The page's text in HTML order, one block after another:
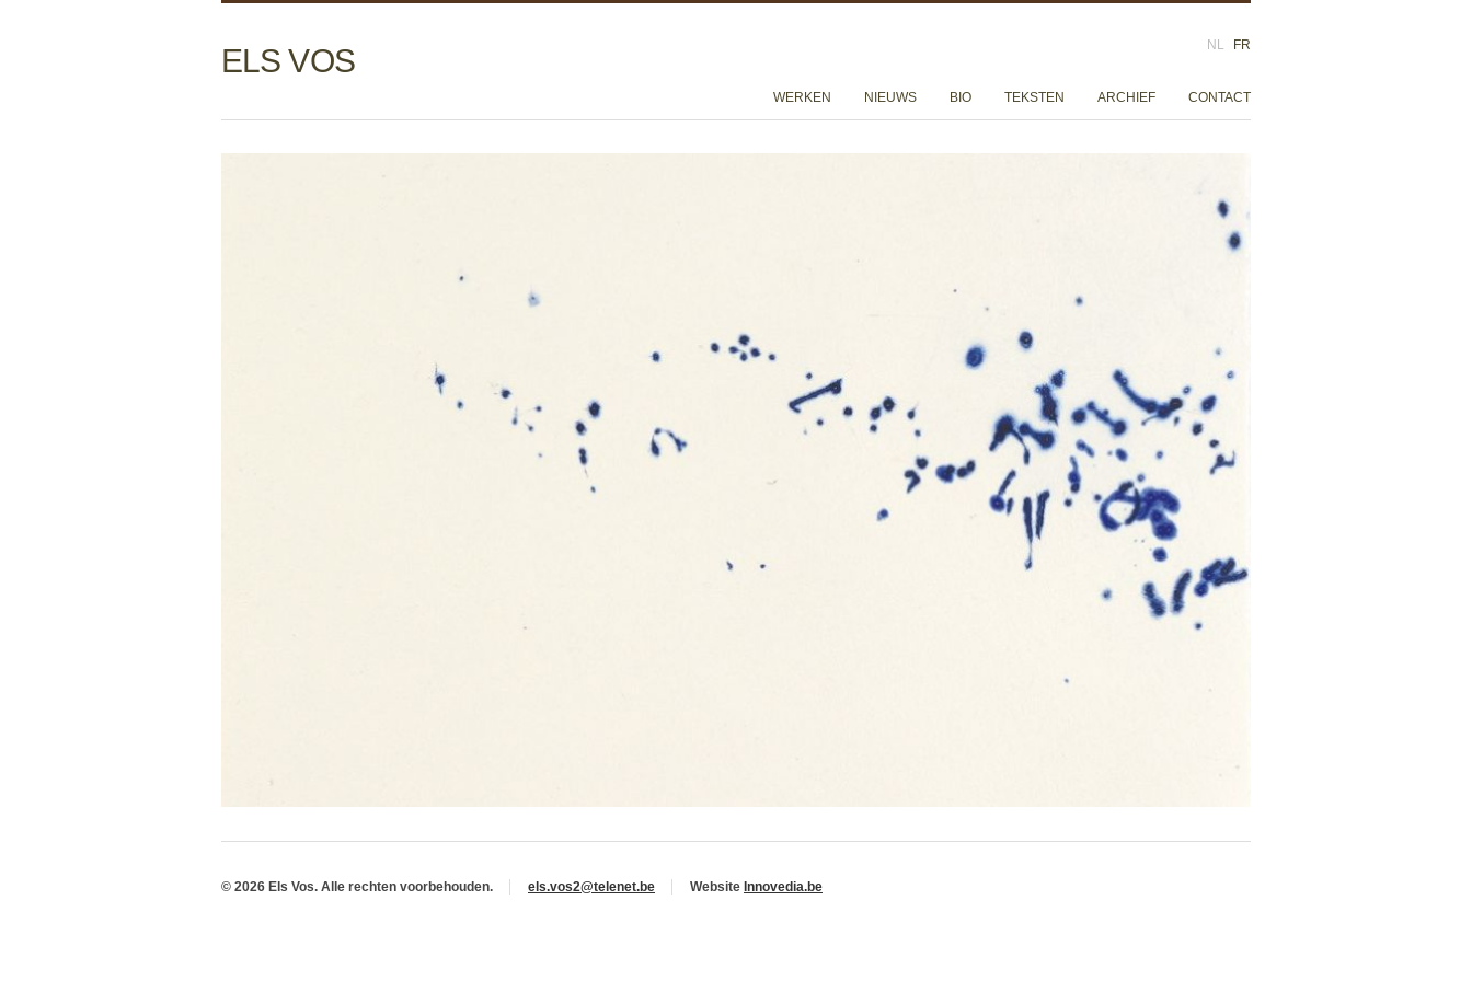
NL FR
ELS VOS
WERKEN NIEUWS BIO TEKSTEN ARCHIEF CONTACT
© 2026 Els Vos. Alle rechten voorbehouden. els.vos2@telenet.be Website Innovedia.be